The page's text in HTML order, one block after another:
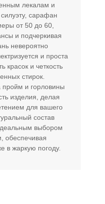
лекалам и
сарафан
от 50 до 60,
и подчеркивая
невероятно
и проста
красок и четкость
стирок.
пройм и горловины
изделия, делая
для вашего
состав
выбором
обеспечивая
в жаркую погоду.